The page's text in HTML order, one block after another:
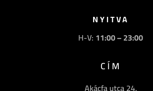
NYITVA
H-V: 11:00 – 23:00
CÍM